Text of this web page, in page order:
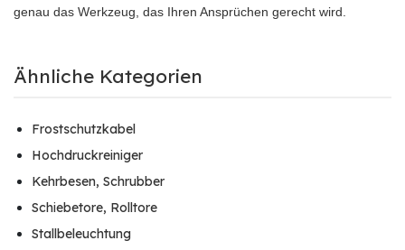
genau das Werkzeug, das Ihren Ansprüchen gerecht wird.
Ähnliche Kategorien
Frostschutzkabel
Hochdruckreiniger
Kehrbesen, Schrubber
Schiebetore, Rolltore
Stallbeleuchtung